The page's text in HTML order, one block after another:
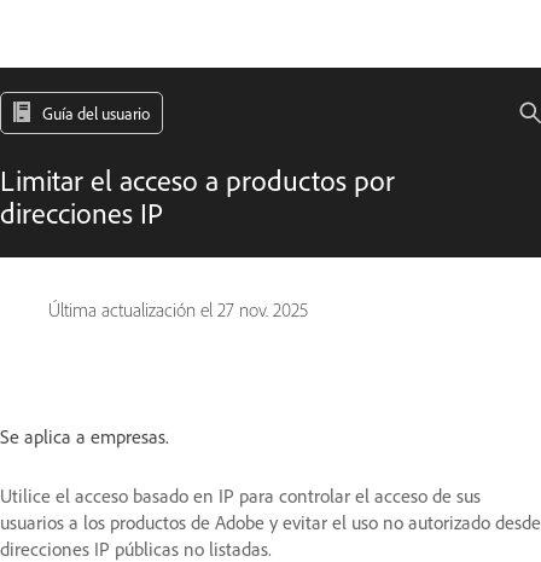
Guía del usuario
Limitar el acceso a productos por
direcciones IP
Última actualización el 27 nov. 2025
Se aplica a empresas.
Utilice el acceso basado en IP para controlar el acceso de sus
usuarios a los productos de Adobe y evitar el uso no autorizado desde
direcciones IP públicas no listadas.